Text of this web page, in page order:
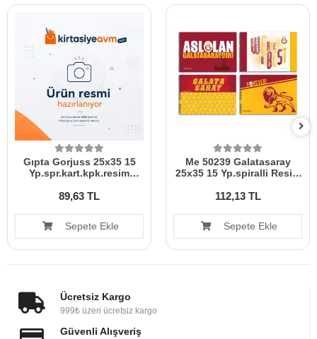
Gıpta Gorjuss 25x35 15
Yp.spr.kart.kpk.resim
89,63 TL
Sepete Ekle
Me 50239 Galatasaray
25x35 15 Yp.spiralli Resim
112,13 TL
Sepete Ekle
Ücretsiz Kargo
999₺ üzeri ücretsiz kargo
Güvenli Alışveriş